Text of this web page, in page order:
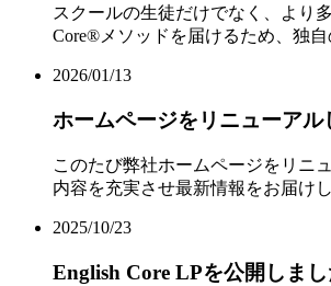
スクールの生徒だけでなく、より
Core®メソッドを届けるため、独自
2026/01/13
ホームページをリニューアル
このたび弊社ホームページをリニ
内容を充実させ最新情報をお届け
2025/10/23
English Core LPを公開しまし